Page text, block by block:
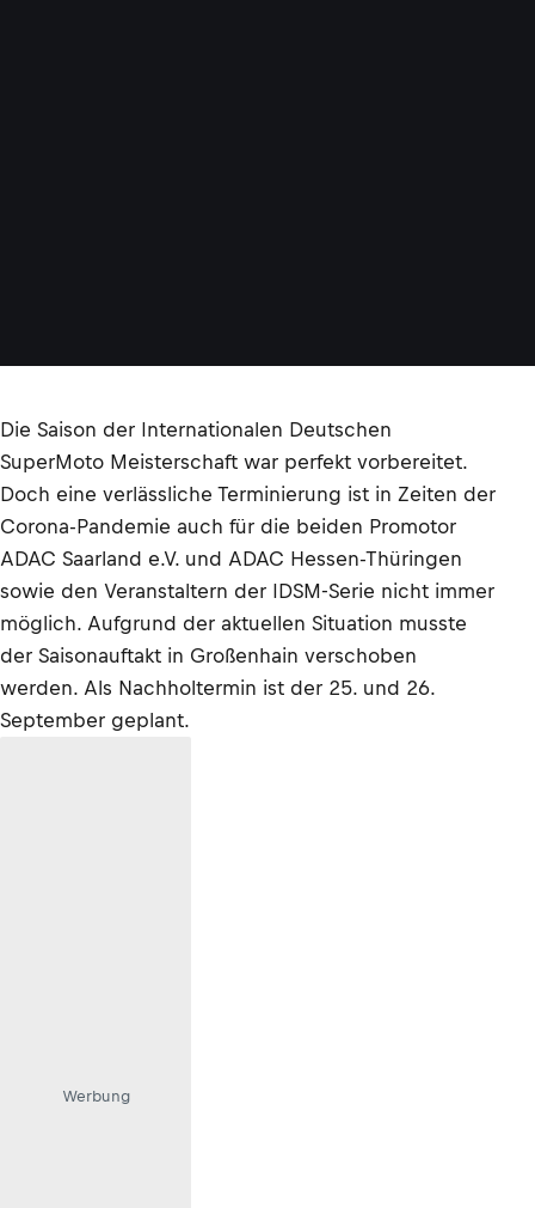
Die Saison der Internationalen Deutschen
SuperMoto Meisterschaft war perfekt vorbereitet.
Doch eine verlässliche Terminierung ist in Zeiten der
Corona-Pandemie auch für die beiden Promotor
ADAC Saarland e.V. und ADAC Hessen-Thüringen
sowie den Veranstaltern der IDSM-Serie nicht immer
möglich. Aufgrund der aktuellen Situation musste
der Saisonauftakt in Großenhain verschoben
werden. Als Nachholtermin ist der 25. und 26.
September geplant.
Werbung